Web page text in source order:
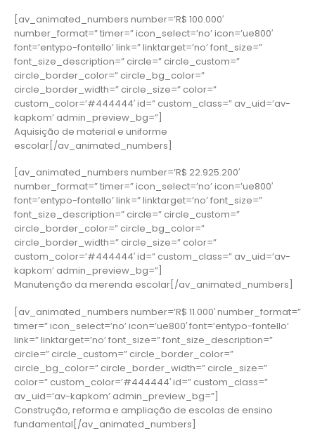
[av_animated_numbers number=’R$ 100.000′
number_format=” timer=” icon_select=’no’ icon=’ue800′
font=’entypo-fontello’ link=” linktarget=’no’ font_size=”
font_size_description=” circle=” circle_custom=”
circle_border_color=” circle_bg_color=”
circle_border_width=” circle_size=” color=”
custom_color=’#444444′ id=” custom_class=” av_uid=’av-
kapkom’ admin_preview_bg=”]
Aquisição de material e uniforme
escolar[/av_animated_numbers]
[av_animated_numbers number=’R$ 22.925.200′
number_format=” timer=” icon_select=’no’ icon=’ue800′
font=’entypo-fontello’ link=” linktarget=’no’ font_size=”
font_size_description=” circle=” circle_custom=”
circle_border_color=” circle_bg_color=”
circle_border_width=” circle_size=” color=”
custom_color=’#444444′ id=” custom_class=” av_uid=’av-
kapkom’ admin_preview_bg=”]
Manutenção da merenda escolar[/av_animated_numbers]
[av_animated_numbers number=’R$ 11.000′ number_format=”
timer=” icon_select=’no’ icon=’ue800′ font=’entypo-fontello’
link=” linktarget=’no’ font_size=” font_size_description=”
circle=” circle_custom=” circle_border_color=”
circle_bg_color=” circle_border_width=” circle_size=”
color=” custom_color=’#444444′ id=” custom_class=”
av_uid=’av-kapkom’ admin_preview_bg=”]
Construção, reforma e ampliação de escolas de ensino
fundamental[/av_animated_numbers]